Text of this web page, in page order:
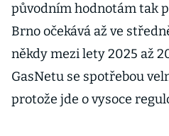
původním hodnotám tak
Brno očekává až ve
někdy mezi lety 2025 až
GasNetu se spotřebou
protože jde o vysoce